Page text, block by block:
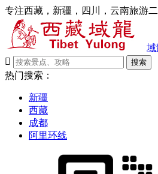
专注西藏，新疆，四川，云南旅游
域

搜索
热门搜索：
新疆
西藏
成都
阿里环线